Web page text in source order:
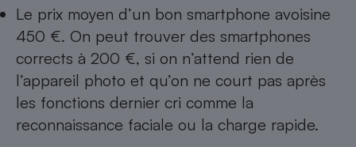
Le prix moyen d’un bon smartphone avoisine
450 €. On peut trouver des smartphones
corrects à 200 €, si on n’attend rien de
l’appareil photo et qu’on ne court pas après
les fonctions dernier cri comme la
reconnaissance faciale ou la charge rapide.
Robot ménager